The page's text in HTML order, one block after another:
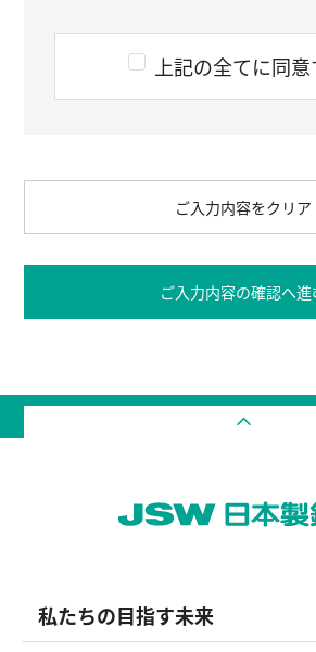
上記の全てに同意
ご入力内容をクリア
ご入力内容の確認へ進
私たちの目指す未来